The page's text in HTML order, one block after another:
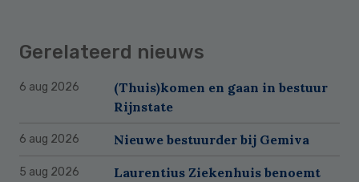
Gerelateerd nieuws
6 aug 2026
(Thuis)komen en gaan in bestuur
Rijnstate
6 aug 2026 Nieuwe bestuurder bij Gemiva
5 aug 2026
Laurentius Ziekenhuis benoemt